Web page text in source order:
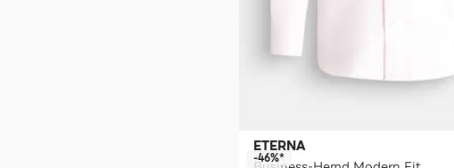
ETERNA
-46%*